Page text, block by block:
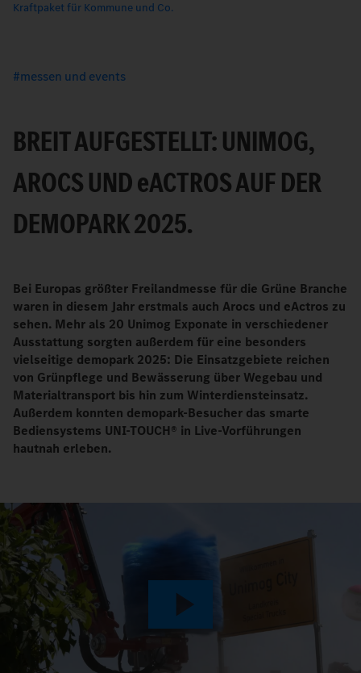
Kraftpaket für Kommune und Co.
messen und events
BREIT AUFGESTELLT: UNIMOG,
AROCS UNDeACTROS AUF DER
DEMOPARK 2025.
Bei Europas größter Freilandmesse für die Grüne Branche
waren in diesem Jahr erstmals auch Arocs und eActros zu
sehen. Mehr als 20 Unimog Exponate in verschiedener
Ausstattung sorgten außerdem für eine besonders
vielseitige demopark 2025: Die Einsatzgebiete reichen
von Grünpflege und Bewässerung über Wegebau und
Materialtransport bis hin zum Winterdiensteinsatz.
Außerdem konnten demopark-Besucher das smarte
Bediensystems UNI-TOUCH® in Live-Vorführungen
hautnah erleben.
Play
Video